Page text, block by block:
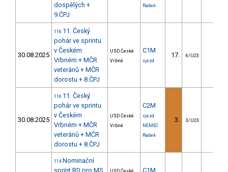
dospělých +
9.ČPJ
Radek
30.08.2025
116 11. Český
pohár ve sprintu
v Českém
Vrbném + MČR
veteránů + MČR
dorostu + 8.ČPJ
USD České
Vrbné
C1M
sjezd
17. 6/U23
30.08.2025
116 11. Český
pohár ve sprintu
v Českém
Vrbném + MČR
veteránů + MČR
dorostu + 8.ČPJ
USD České
Vrbné
C2M
sjezd
NĚMEC
Radek
3. 3/U23
114 Nominační
sprint RD pro MS
C1M